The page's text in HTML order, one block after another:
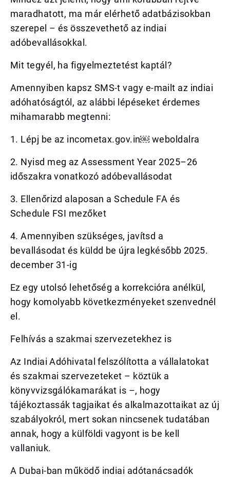
maradhatott, ma már elérhető adatbázisokban
szerepel – és összevethető az indiai
adóbevallásokkal.
Mit tegyél, ha figyelmeztetést kaptál?
Amennyiben kapsz SMS-t vagy e-mailt az indiai
adóhatóságtól, az alábbi lépéseket érdemes
mihamarabb megtenni:
1. Lépj be az incometax.gov.in￼ weboldalra
2. Nyisd meg az Assessment Year 2025–26
időszakra vonatkozó adóbevallásodat
3. Ellenőrizd alaposan a Schedule FA és
Schedule FSI mezőket
4. Amennyiben szükséges, javítsd a
bevallásodat és küldd be újra legkésőbb 2025.
december 31-ig
Ez egy utolsó lehetőség a korrekcióra anélkül,
hogy komolyabb következményeket szenvednél
el.
Felhívás a szakmai szervezetekhez is
Az Indiai Adóhivatal felszólította a vállalatokat
és szakmai szervezeteket – köztük a
könyvvizsgálókamarákat is –, hogy
tájékoztassák tagjaikat és alkalmazottaikat az új
szabályokról, mert sokan nincsenek tudatában
annak, hogy a külföldi vagyont is be kell
vallaniuk.
A Dubai-ban működő indiai adótanácsadók